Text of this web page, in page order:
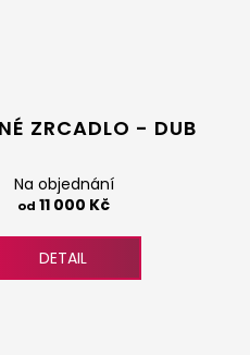
ZRCADLO - DUB
Na objednání
od 11 000 Kč
DETAIL